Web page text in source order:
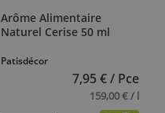
Arôme Alimentaire
Naturel Cerise 50 ml
Patisdécor
7,95 € / Pce
159,00 € / l